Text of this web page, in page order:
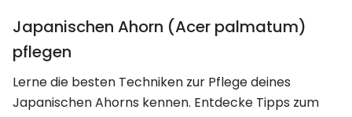
Japanischen Ahorn (Acer palmatum)
pflegen
Lerne die besten Techniken zur Pflege deines
Japanischen Ahorns kennen. Entdecke Tipps zum